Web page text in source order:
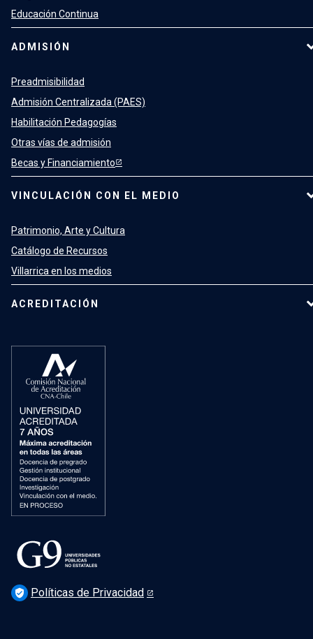
Educación Continua
ADMISIÓN
Preadmisibilidad
Admisión Centralizada (PAES)
Habilitación Pedagogías
Otras vías de admisión
Becas y Financiamiento
VINCULACIÓN CON EL MEDIO
Patrimonio, Arte y Cultura
Catálogo de Recursos
Villarrica en los medios
ACREDITACIÓN
verified_user Políticas de Privacidad